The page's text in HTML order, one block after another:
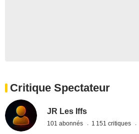
Critique Spectateur
JR Les Iffs
101 abonnés 1 151 critiques